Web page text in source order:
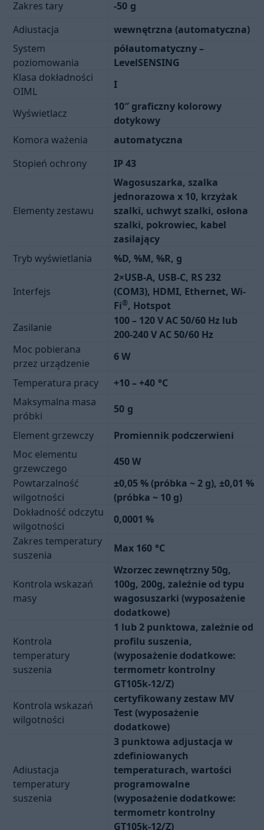
Zakres tary -50 g
Adiustacja
wewnętrzna (automatyczna)
System
poziomowania
półautomatyczny –
LevelSENSING
Klasa dokładności
OIML
I
Wyświetlacz
10″ graficzny kolorowy
dotykowy
Komora ważenia
automatyczna
Stopień ochrony
IP 43
Elementy zestawu
Wagosuszarka, szalka
jednorazowa x 10, krzyżak
szalki, uchwyt szalki, osłona
szalki, pokrowiec, kabel
zasilający
Tryb wyświetlania
%D, %M, %R, g
Interfejs
2×USB-A, USB-C, RS 232
(COM3), HDMI, Ethernet, Wi-
Fi®, Hotspot
Zasilanie
100 – 120 V AC 50/60 Hz lub
200-240 V AC 50/60 Hz
Moc pobierana
przez urządzenie
6 W
Temperatura pracy +10 – +40 °C
Maksymalna masa
próbki
50 g
Element grzewczy
Promiennik podczerwieni
Moc elementu
grzewczego
450 W
Powtarzalność
wilgotności
±0,05 % (próbka ~ 2 g), ±0,01 %
(próbka ~ 10 g)
Dokładność odczytu
wilgotności
0,0001 %
Zakres temperatury
suszenia
Max 160 °C
Kontrola wskazań
masy
Wzorzec zewnętrzny 50g,
100g, 200g, zależnie od typu
wagosuszarki (wyposażenie
dodatkowe)
Kontrola
temperatury
suszenia
1 lub 2 punktowa, zależnie od
profilu suszenia,
(wyposażenie dodatkowe:
termometr kontrolny
GT105k-12/Z)
Kontrola wskazań
wilgotności
certyfikowany zestaw MV
Test (wyposażenie
dodatkowe)
Adiustacja
temperatury
suszenia
3 punktowa adjustacja w
zdefiniowanych
temperaturach, wartości
programowalne
(wyposażenie dodatkowe:
termometr kontrolny
GT105k-12/Z)